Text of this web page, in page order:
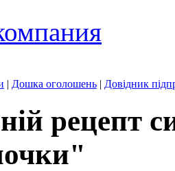
| Дошка оголошень | Довідник
рецепт